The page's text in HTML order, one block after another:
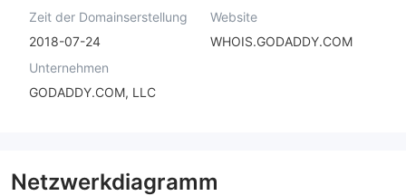
Zeit der Domainserstellung
2018-07-24
Website
WHOIS.GODADDY.COM
Unternehmen
GODADDY.COM, LLC
Netzwerkdiagramm